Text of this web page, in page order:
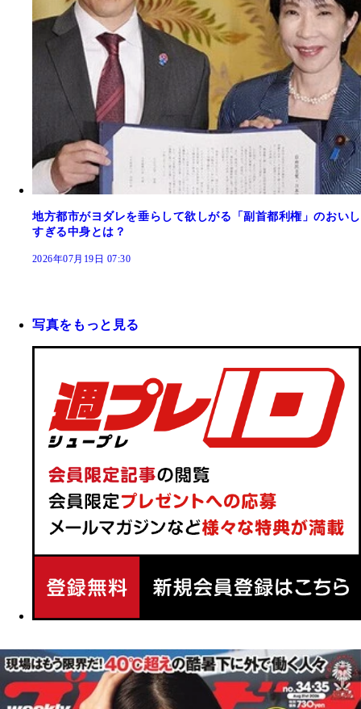
地方都市がヨダレを垂らして欲しがる「副首都利権」のおいし
すぎる中身とは？
2026年07月19日 07:30
写真をもっと見る